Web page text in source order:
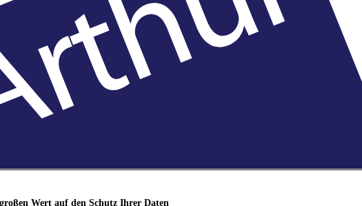
Wert auf den Schutz Ihrer Daten